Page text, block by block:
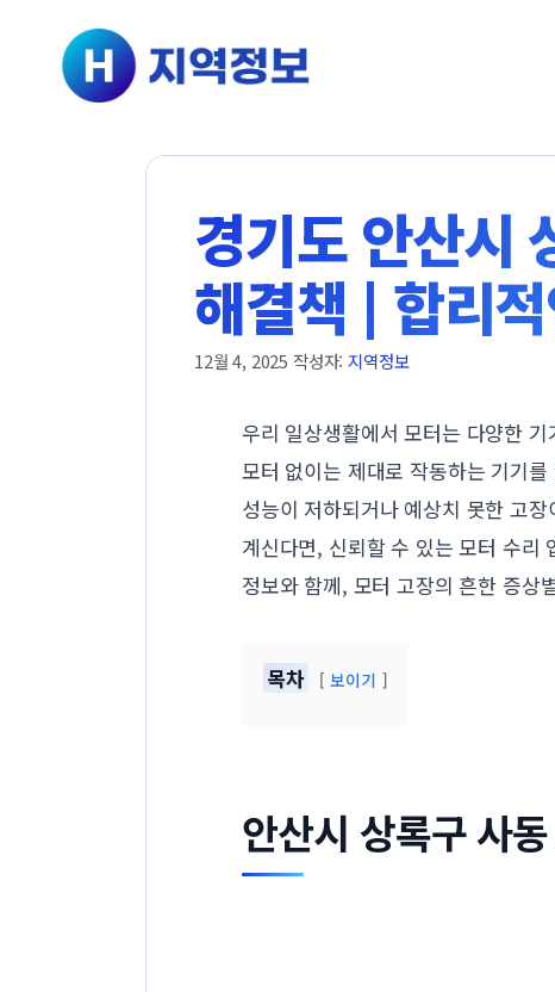
건너뛰기
경기도 안산시
해결책 | 합리
12월 4, 2025 작성자:지역정보
우리 일상생활에서 모터는 다양한
모터 없이는 제대로 작동하는 기기
성능이 저하되거나 예상치 못한 고
계신다면, 신뢰할 수 있는 모터 수리
정보와 함께, 모터 고장의 흔한 증상
목차 보이기
안산시 상록구 사